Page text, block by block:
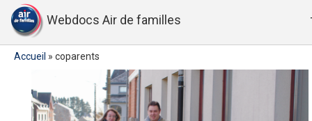
Webdocs Air de familles
Accueil » coparents